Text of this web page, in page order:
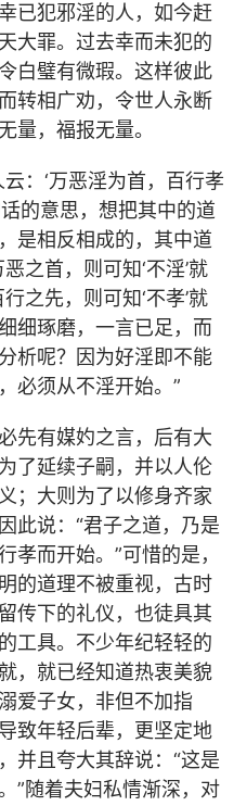
已犯邪淫的人，如今赶
大罪。过去幸而未犯的
白璧有微瑕。这样彼此
转相广劝，令世人永断
量，福报无量。
：‘万恶淫为首，百行孝
的意思，想把其中的道
是相反相成的，其中道
之首，则可知‘不淫’就
之先，则可知‘不孝’就
细琢磨，一言已足，而
析呢？因为好淫即不能
必须从不淫开始。”
先有媒妁之言，后有大
了延续子嗣，并以人伦
；大则为了以修身齐家
此说：“君子之道，乃是
孝而开始。”可惜的是，
的道理不被重视，古时
传下的礼仪，也徒具其
工具。不少年纪轻轻的
，就已经知道热衷美貌
爱子女，非但不加指
致年轻后辈，更坚定地
并且夸大其辞说：“这是
”随着夫妇私情渐深，对